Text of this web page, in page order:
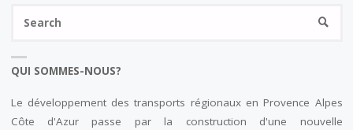
QUI SOMMES-NOUS?
Le développement des transports régionaux en Provence Alpes
Côte d'Azur passe par la construction d'une nouvelle